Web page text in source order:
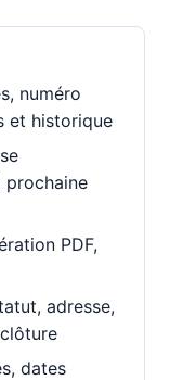
numéro
et historique
PDF,
adresse,
dates